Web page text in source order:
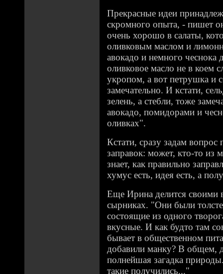
Прекрасные идеи
скромного опыта, - пишет
очень хорошо в салаты,
оливковым маслом и
авокадо и немного чеснока
оливковое масло не в коем
укропом, а вот петрушка и
замечательно. И кстати,
зелень, а стебли, тоже
авокадо, помидорами и
оливках".
Кстати, сразу задам вопрос
заправок: может, кто-то из
знает, как правильно
хумус есть, идея есть, а
Еще Ирина делится своими
сырниках. "Они были
состоящие из одного
вкусные. И как будто там
бывает в общественном
добавили манку? В общем,
полнейшая загадка
такие получились..."